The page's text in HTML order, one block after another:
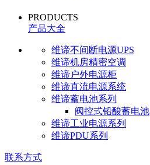
PRODUCTS
产品大全
维谛不间断电源UPS
维谛机房精密空调
维谛户外电源柜
维谛直流电源系统
维谛蓄电池系列
阀控式铅酸蓄电池
维谛工业电源系列
维谛PDU系列
联系方式